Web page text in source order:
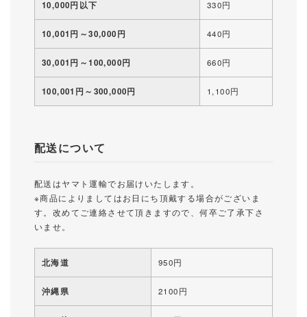
10,000円以下 330円
10,001円～30,000円 440円
30,001円～100,000円 660円
100,001円～300,000円 1,100円
配送について
配送はヤマト運輸でお届けいたします。
※商品によりましてはお日にち頂戴する場合がございま
す。改めてご連絡させて頂きますので、何卒ご了承下さ
いませ。
北海道 950円
沖縄県 2100円